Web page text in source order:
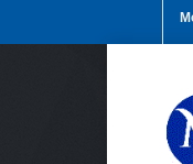
Eks Bendahara